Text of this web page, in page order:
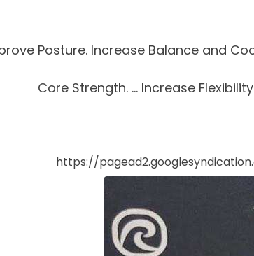
Posture. Increase Balance and
Core Strength. … Increase
https://